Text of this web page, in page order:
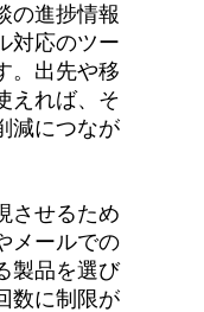
の進捗情報
対応のツー
。出先や移
えれば、そ
減につなが
させるため
メールでの
製品を選び
数に制限が